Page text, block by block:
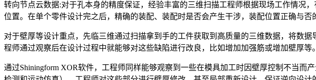
转向节点云数据:对于孔本身的精度保证，经验丰富的三维扫描工程师根据现场工作情况
位置。在单个零件设计完之后，精确的装配、装配时是否会产生干涉，装配位置正确与否
对于壁厚等设计重点，先临三维通过扫描拿到手的工件获取到高质量的三维数据，将数
程师通过观察后在设计过程中就能够对这些缺陷进行改良，比如增加加强筋或增加壁厚等。
通过Shiningform XOR软件，工程师同样能够观察到一些在模具加工时因壁厚控制不当